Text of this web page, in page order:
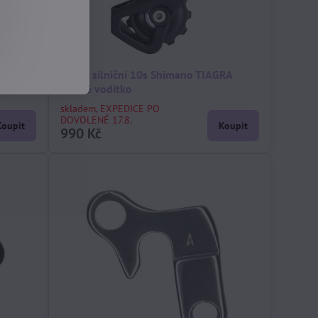
krátké vodítko
skladem, EXPEDICE PO
DOVOLENÉ 17.8.
990 Kč Koupit